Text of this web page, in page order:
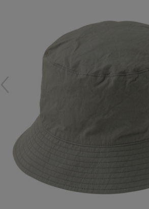
最旬！トレンドワード
【雨の日】急な雨対策グッズ
【Tシャツ】デイリーに活躍
【サンダル】ビーサンの季節！
【ワンピース】猛暑日はこれ！
【リネン】涼しい夏素材
SUPPORT
ご利用ガイド
カスタマーサポート
エル・ショップについて